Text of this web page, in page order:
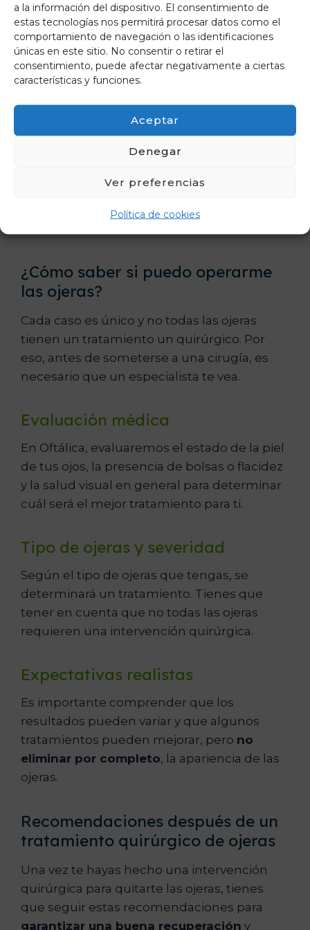
a la información del dispositivo. El consentimiento de
estas tecnologías nos permitirá procesar datos como el
comportamiento de navegación o las identificaciones
únicas en este sitio. No consentir o retirar el
consentimiento, puede afectar negativamente a ciertas
características y funciones.
Aceptar
Denegar
Ver preferencias
Política de cookies
Desventajas
Riesgos asociados a cualquier cirugía
(infección, sangrado, mala cicatrización).
No es efectivo para todos los tipos de
realiza con un especialista calificado
¿Cómo saber si puedo operarme
las ojeras?
Cada caso es único y no todas las ojeras
tienen un tratamiento un quirúrgico. Por
eso, antes de someterse a una cirugía, es
necesario que un especialista te vea.
Evaluación médica
En Oftálica, evaluaremos el estado de la piel
de tus ojos, la presencia de bolsas o flacidez
y la salud visual en general para determinar
cuál será el mejor tratamiento para ti.
Tipo de ojeras y severidad
Según el tipo de ojeras que tengas, se
determinará un tratamiento. Tienes que
tener en cuenta que no todas las ojeras
requieren una intervención quirúrgica.
Expectativas realistas
Es importante comprender que los
resultados pueden variar y que algunos
tratamientos pueden mejorar, pero no
eliminar por completo, la apariencia de las
ojeras.
Recomendaciones después de un
tratamiento quirúrgico de ojeras
Una vez te hayas hecho una intervención
quirúrgica para quitarte las ojeras, tienes
que seguir estas recomendaciones para
garantizar una buena recuperación y